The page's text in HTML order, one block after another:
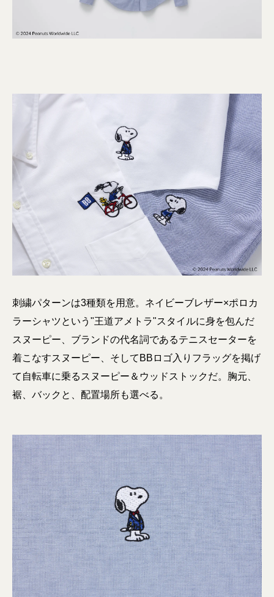
刺繍パターンは3種類を用意。ネイビーブレザー×ポロカ
ラーシャツという"王道アメトラ"スタイルに身を包んだ
スヌーピー、ブランドの代名詞であるテニスセーターを
着こなすスヌーピー、そしてBBロゴ入りフラッグを掲げ
て自転車に乗るスヌーピー＆ウッドストックだ。胸元、
裾、バックと、配置場所も選べる。